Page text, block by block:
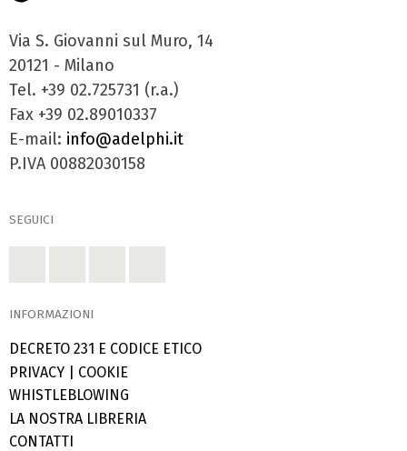
Via S. Giovanni sul Muro, 14
20121 - Milano
Tel. +39 02.725731 (r.a.)
Fax +39 02.89010337
E-mail: info@adelphi.it
P.IVA 00882030158
SEGUICI
INFORMAZIONI
DECRETO 231 E CODICE ETICO
PRIVACY
COOKIE
WHISTLEBLOWING
LA NOSTRA LIBRERIA
CONTATTI